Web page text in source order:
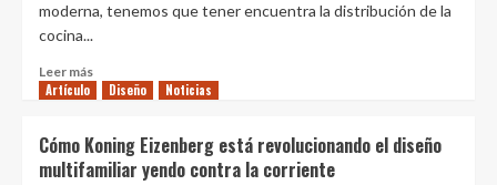
Lund,
Suecia
Brendeland
moderna, tenemos que tener encuentra la distribución de la
cocina...
Leer más
más
para
reformar
Artículo Diseño Noticias
Cómo Koning Eizenberg está revolucionando el diseño
multifamiliar yendo contra la corriente